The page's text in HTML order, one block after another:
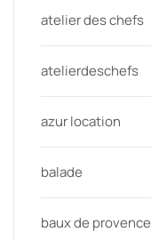
atelier des chefs
atelierdeschefs
azur location
balade
baux de provence